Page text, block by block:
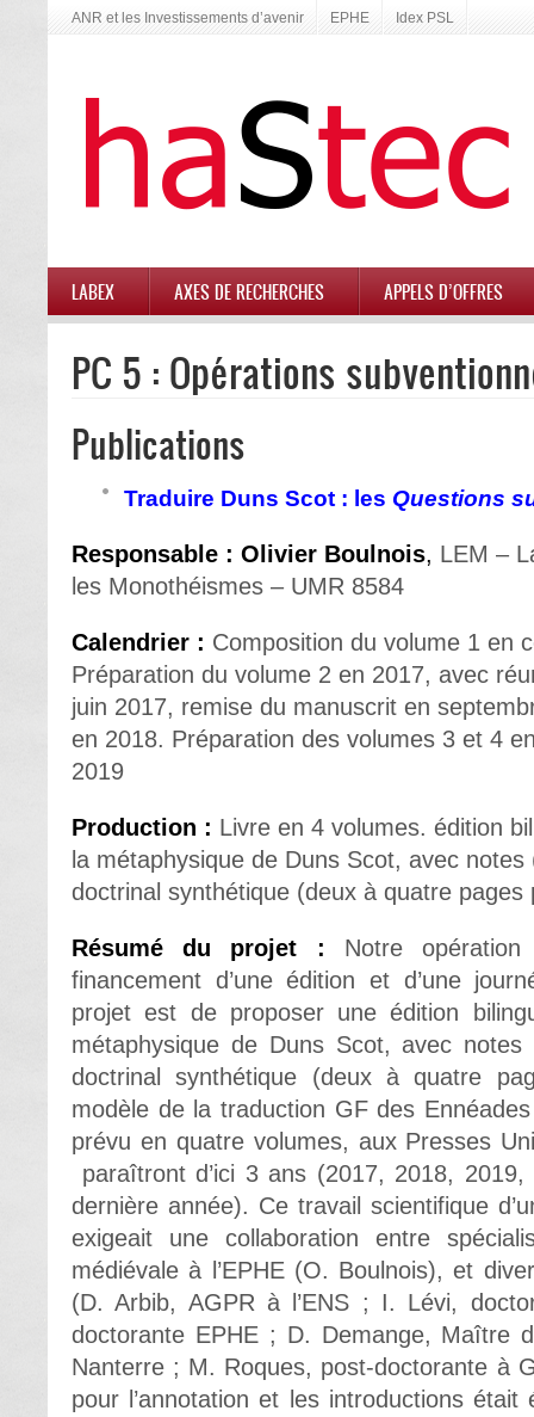
ANR et les Investissements d’avenir EPHE Idex PSL
LABEX AXES DE RECHERCHES APPELS D’OFFRES
PC 5 : Opérations
Publications
Traduire Duns Scot : les Questions
Responsable : Olivier Boulnois, LEM –
les Monothéismes – UMR 8584
Calendrier : Composition du volume 1 en
Préparation du volume 2 en 2017, avec
juin 2017, remise du manuscrit en
en 2018. Préparation des volumes 3 et 4
2019
Production : Livre en 4 volumes. édition
la métaphysique de Duns Scot, avec
doctrinal synthétique (deux à quatre pages
Résumé du projet : Notre
financement d’une édition et d’une
projet est de proposer une édition
métaphysique de Duns Scot, avec
doctrinal synthétique (deux à quatre
modèle de la traduction GF des
prévu en quatre volumes, aux Presses
paraîtront d’ici 3 ans (2017, 2018,
dernière année). Ce travail scientifique
exigeait une collaboration entre
médiévale à l’EPHE (O. Boulnois), et
(D. Arbib, AGPR à l’ENS ; I. Lévi,
doctorante EPHE ; D. Demange, Maître
Nanterre ; M. Roques, post-doctorante à
pour l’annotation et les introductions